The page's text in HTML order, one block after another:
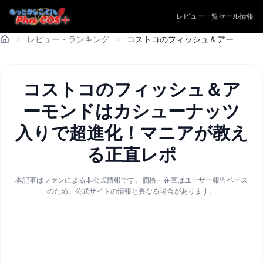
レビュー一覧セール情報
レビュー・ランキング
コストコのフィッシュ＆ア
ーモンドはカシューナッツ
入りで超進化！マニアが教え
る正直レポ
本記事はファンによる非公式情報です。価格・在庫はユーザー報告ベース
のため、公式サイトの情報と異なる場合があります。